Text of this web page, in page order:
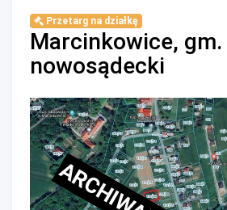
Przetarg na działkę
Marcinkowice, gm.
nowosądecki